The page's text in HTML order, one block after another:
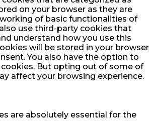
on your browser as they are
of basic functionalities of
use third-party cookies that
understand how you use this
will be stored in your browser
You also have the option to
But opting out of some of
affect your browsing experience.
are absolutely essential for the